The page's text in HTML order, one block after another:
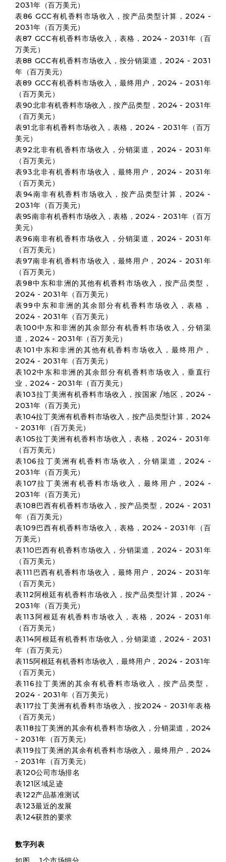
2031年（百万美元）
表86 GCC有机香料市场收入，按产品类型计算，2024 -
2031年（百万美元）
表87 GCC有机香料市场收入，表格，2024 - 2031年（百
万美元）
表88 GCC有机香料市场收入，按分销渠道，2024 - 2031
年（百万美元）
表89 GCC有机香料市场收入，最终用户，2024 - 2031年
（百万美元）
表90北非有机香料市场收入，按产品类型，2024 - 2031年
（百万美元）
表91北非有机香料市场收入，表格，2024 - 2031年（百万
美元）
表92北非有机香料市场收入，分销渠道，2024 - 2031年
（百万美元）
表93北非有机香料市场收入，最终用户，2024 - 2031年
（百万美元）
表94南非有机香料市场收入，按产品类型计算，2024 -
2031年（百万美元）
表95南非有机香料市场收入，表格，2024 - 2031年（百万
美元）
表96南非有机香料市场收入，分销渠道，2024 - 2031年
（百万美元）
表97南非有机香料市场收入，最终用户，2024 - 2031年
（百万美元）
表98中东和非洲的其他有机香料市场收入，按产品类型，
2024 - 2031年（百万美元）
表99中东和非洲的其余部分有机香料市场收入，表格，
2024 - 2031年（百万美元）
表100中东和非洲的其余部分有机香料市场收入，分销渠
道，2024 - 2031年（百万美元）
表101中东和非洲的其他有机香料市场收入，最终用户，
2024 - 2031年（百万美元）
表102中东和非洲的其余部分有机香料市场收入，垂直行
业，2024 - 2031年（百万美元）
表103拉丁美洲有机香料市场收入，按国家 /地区，2024 -
2031年（百万美元）
表104拉丁美洲有机香料市场收入，按产品类型计算，2024
- 2031年（百万美元）
表105拉丁美洲有机香料市场收入，表格，2024 - 2031年
（百万美元）
表106拉丁美洲有机香料市场收入，分销渠道，2024 -
2031年（百万美元）
表107拉丁美洲有机香料市场收入，最终用户，2024 -
2031年（百万美元）
表108巴西有机香料市场收入，按产品类型，2024 - 2031
年（百万美元）
表109巴西有机香料市场收入，表格，2024 - 2031年（百
万美元）
表110巴西有机香料市场收入，分销渠道，2024 - 2031年
（百万美元）
表111巴西有机香料市场收入，最终用户，2024 - 2031年
（百万美元）
表112阿根廷有机香料市场收入，按产品类型计算，2024 -
2031年（百万美元）
表113阿根廷有机香料市场收入，表格，2024 - 2031年
（百万美元）
表114阿根廷有机香料市场收入，分销渠道，2024 - 2031
年（百万美元）
表115阿根廷有机香料市场收入，最终用户，2024 - 2031年
（百万美元）
表116拉丁美洲的其余有机香料市场收入，按产品类型，
2024 - 2031年（百万美元）
表117拉丁美洲有机香料市场收入，按2024 - 2031年表格
（百万美元）
表118拉丁美洲的其余有机香料市场收入，分销渠道，2024
- 2031年（百万美元）
表119拉丁美洲的其余有机香料市场收入，最终用户，2024
- 2031年（百万美元）
表120公司市场排名
表121区域足迹
表122产品基准测试
表123最近的发展
表124获胜的要求
数字列表